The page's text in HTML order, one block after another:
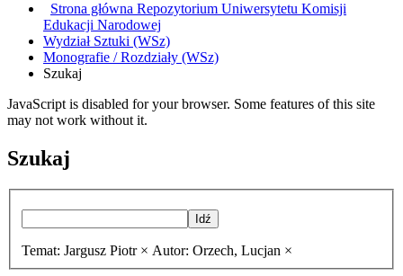
Strona główna Repozytorium Uniwersytetu Komisji
Edukacji Narodowej
Wydział Sztuki (WSz)
Monografie / Rozdziały (WSz)
Szukaj
JavaScript is disabled for your browser. Some features of this site
may not work without it.
Szukaj
Idź
Temat: Jargusz Piotr × Autor: Orzech, Lucjan ×